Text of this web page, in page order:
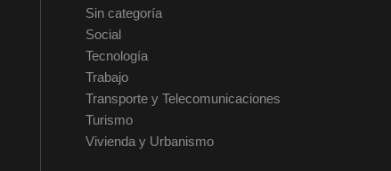
Sin categoría
Social
Tecnología
Trabajo
Transporte y Telecomunicaciones
Turismo
Vivienda y Urbanismo